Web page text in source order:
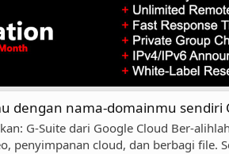
dengan nama-domainmu sendiri
G-Suite dari Google Cloud Ber-
penyimpanan cloud, dan berbagi file.